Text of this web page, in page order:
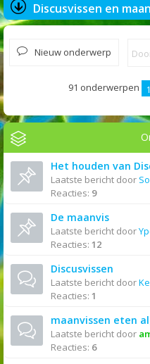
Discusvissen en
Nieuw onderwerp
91 onderwerpen 1
Het houden van
Laatste bericht door
Reacties: 9
De maanvis
Laatste bericht door
Reacties: 12
Discusvissen
Laatste bericht door
Reacties: 1
maanvissen eten
Laatste bericht door
Reacties: 6